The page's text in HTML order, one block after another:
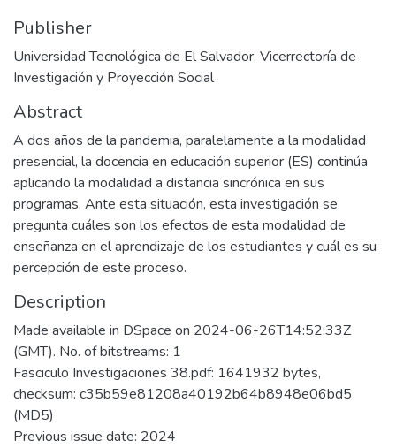
Publisher
Universidad Tecnológica de El Salvador, Vicerrectoría de
Investigación y Proyección Social
Abstract
A dos años de la pandemia, paralelamente a la modalidad
presencial, la docencia en educación superior (ES) continúa
aplicando la modalidad a distancia sincrónica en sus
programas. Ante esta situación, esta investigación se
pregunta cuáles son los efectos de esta modalidad de
enseñanza en el aprendizaje de los estudiantes y cuál es su
percepción de este proceso.
Description
Made available in DSpace on 2024-06-26T14:52:33Z
(GMT). No. of bitstreams: 1
Fasciculo Investigaciones 38.pdf: 1641932 bytes,
checksum: c35b59e81208a40192b64b8948e06bd5
(MD5)
Previous issue date: 2024